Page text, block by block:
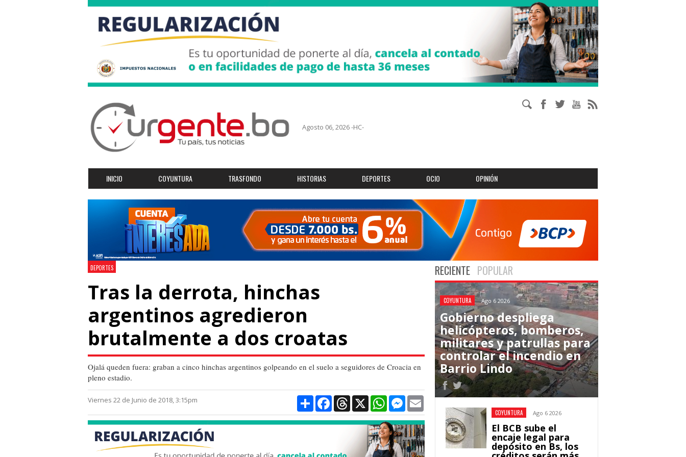
Agosto 06, 2026 -HC-
INICIO COYUNTURA TRASFONDO HISTORIAS DEPORTES OCIO OPINIÓN
DEPORTES
Tras la derrota, hinchas
argentinos agredieron
brutalmente a dos croatas
Ojalá queden fuera: graban a cinco hinchas argentinos golpeando en el suelo a seguidores de Croacia en
pleno estadio.
Viernes 22 de Junio de 2018, 3:15pm CompartirFacebookThreads
X WhatsAppMessenger
Email
RECIENTE POPULAR
COYUNTURA Ago 6 2026
Gobierno despliega
helicópteros, bomberos,
militares y patrullas para
controlar el incendio en
Barrio Lindo
COYUNTURA Ago 6 2026
El BCB sube el
encaje legal para
depósito en Bs, los